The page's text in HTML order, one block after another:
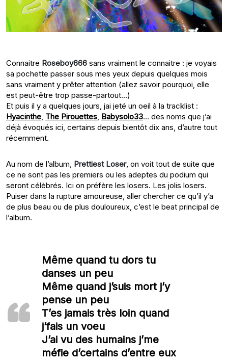
Connaitre Roseboy666 sans vraiment le connaitre : je voyais
sa pochette passer sous mes yeux depuis quelques mois
sans vraiment y prêter attention (allez savoir pourquoi, elle
est peut-être trop passe-partout…)
Et puis il y a quelques jours, jai jeté un oeil à la tracklist :
Hyacinthe, The Pirouettes, Babysolo33… des noms que j’ai
déjà évoqués ici, certains depuis bientôt dix ans, d’autre tout
récemment.
Au nom de l’album, Prettiest Loser, on voit tout de suite que
ce ne sont pas les premiers ou les adeptes du podium qui
seront célèbrés. Ici on préfère les losers. Les jolis losers.
Puiser dans la rupture amoureuse, aller chercher ce qu’il y’a
de plus beau ou de plus douloureux, c’est le beat principal de
l’album.
Même quand tu dors tu
danses un peu
Même quand j’suis mort j’y
pense un peu
T’es jamais très loin quand
j’fais un voeu
J’ai vu des humains j’me
méfie d’certains d’entre eux